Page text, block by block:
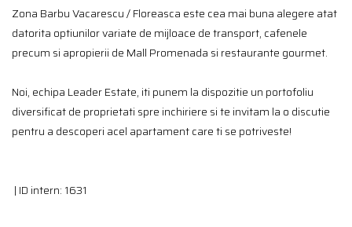
Zona Barbu Vacarescu / Floreasca este cea mai buna alegere atat
datorita optiunilor variate de mijloace de transport, cafenele
precum si apropierii de Mall Promenada si restaurante gourmet.
Noi, echipa Leader Estate, iti punem la dispozitie un portofoliu
diversificat de proprietati spre inchiriere si te invitam la o discutie
pentru a descoperi acel apartament care ti se potriveste!
| ID intern: 1631